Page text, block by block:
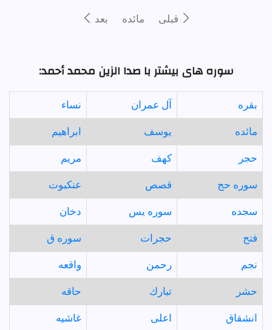
قبلى مائده بعد
سوره های بیشتر با صدا الزين محمد أحمد:
بقره آل عمران نساء
مائده يوسف ابراهيم
حجر كهف مريم
سوره حج قصص عنكبوت
سجده سوره يس دخان
فتح حجرات سوره ق
نجم رحمن واقعه
حشر تبارك حاقه
انشقاق اعلى
غاشيه